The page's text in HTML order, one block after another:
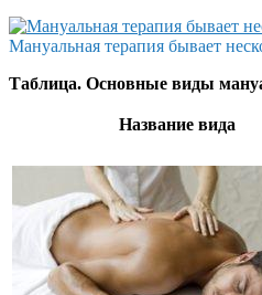
Мануальная терапия бывает
Таблица. Основные виды
Название вида